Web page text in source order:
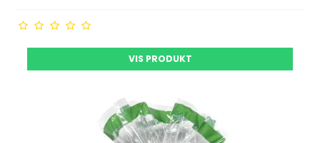
VIS PRODUKT